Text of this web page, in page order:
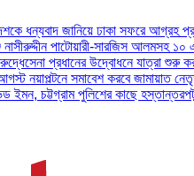
জানিয়ে ঢাকা সফরে আগ্রহ প্রকাশ
পাটোয়ারী-সারজিস আলমসহ ১০ এনসিপি
উদ্বোধনে যাত্রা শুরু করল আর্মি
সমাবেশ করবে জামায়াত নেতৃত্বাধীন
পুলিশের কাছে হস্তান্তরপটুয়াখালীতে